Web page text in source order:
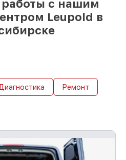
работы с нашим
Leupold в
Ремонт